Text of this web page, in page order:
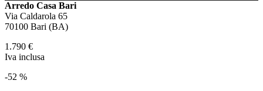
Arredo Casa Bari
Via Caldarola 65
70100 Bari (BA)
1.790 €
Iva inclusa
-52 %